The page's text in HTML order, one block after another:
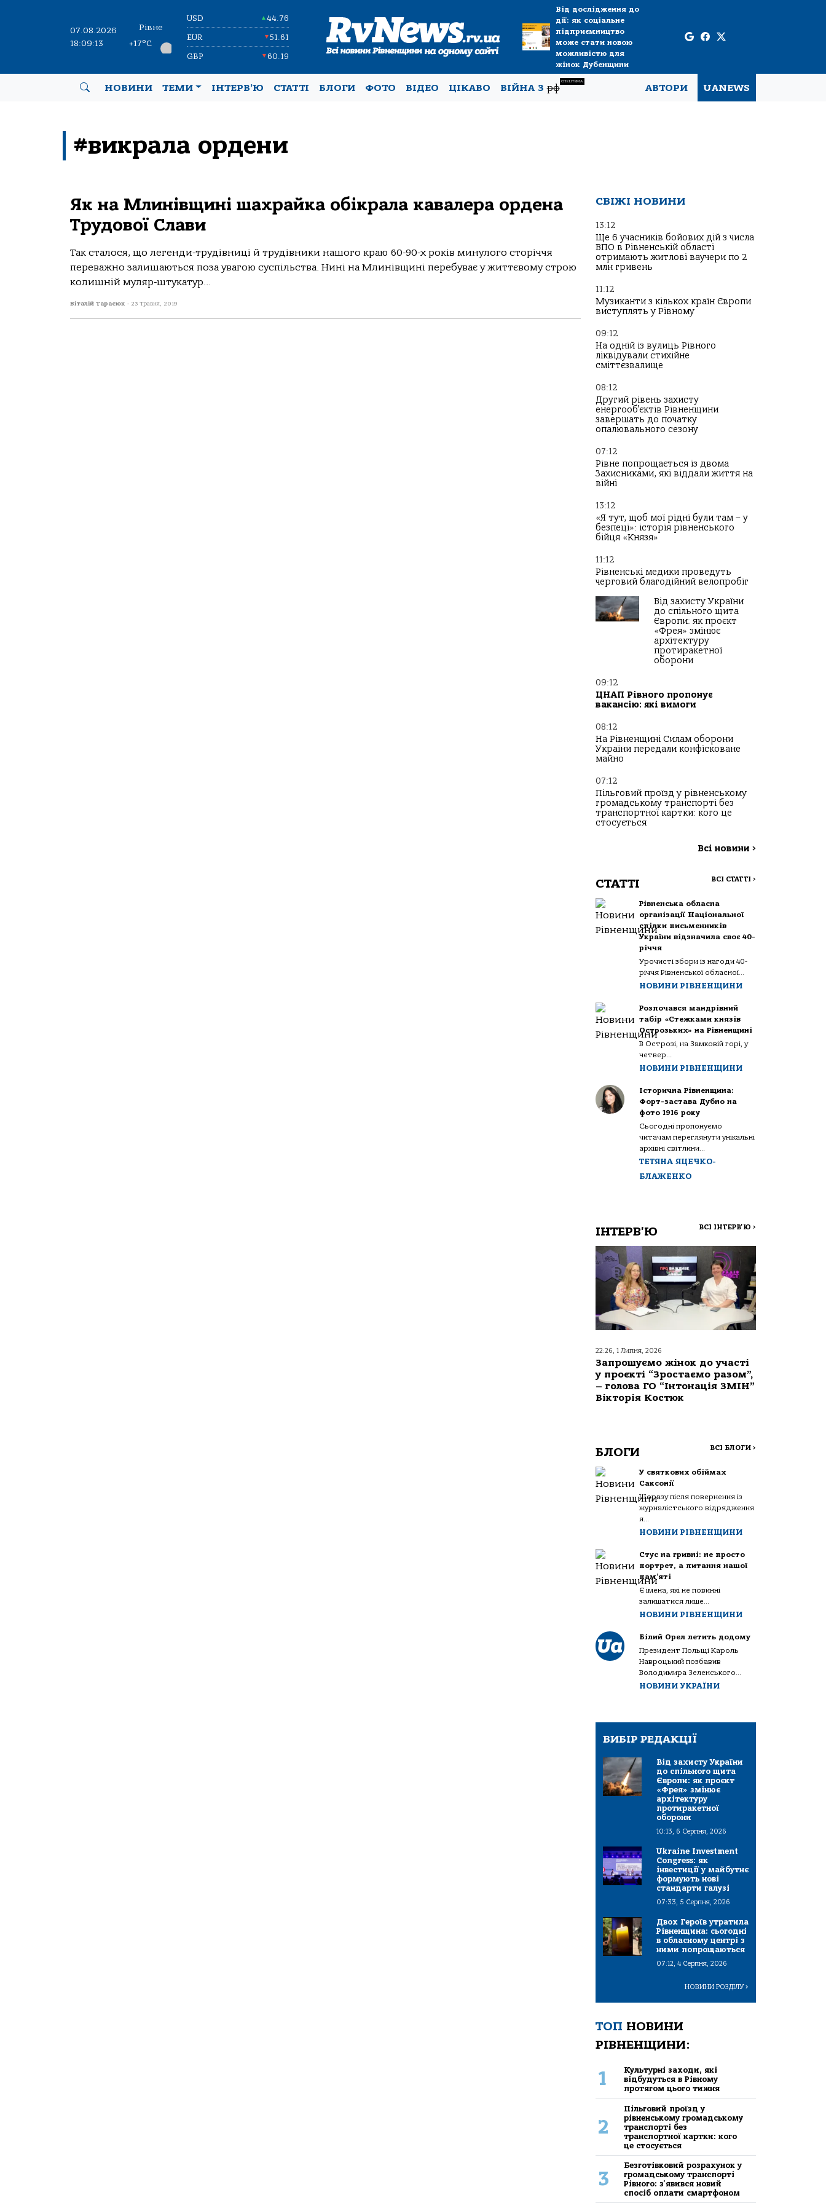
07.08.2026
18:09:13
Рівне
+17°C
USD ▲44.76
EUR ▼51.61
GBP ▼60.19
Від дослідження до
дії: як соціальне
підприємництво
може стати новою
можливістю для
жінок Дубенщини
НОВИНИ ТЕМИ ІНТЕРВ’Ю СТАТТІ БЛОГИ ФОТО ВІДЕО ЦІКАВО ВІЙНА Зрф
СПЕЦТЕМА
АВТОРИ UANEWS
#викрала ордени
Як на Млинівщині шахрайка обікрала кавалера ордена
Трудової Слави
Так сталося, що легенди-трудівниці й трудівники нашого краю 60-90-х років минулого сторіччя
переважно залишаються поза увагою суспільства. Нині на Млинівщині перебуває у життєвому строю
колишній муляр-штукатур...
Віталій Тарасюк - 23 Травня, 2019
СВІЖІ НОВИНИ
13:12
Ще 6 учасників бойових дій з числа
ВПО в Рівненській області
отримають житлові ваучери по 2
млн гривень
11:12
Музиканти з кількох країн Європи
виступлять у Рівному
09:12
На одній із вулиць Рівного
ліквідували стихійне
сміттєзвалище
08:12
Другий рівень захисту
енергооб’єктів Рівненщини
завершать до початку
опалювального сезону
07:12
Рівне попрощається із двома
Захисниками, які віддали життя на
війні
13:12
«Я тут, щоб мої рідні були там – у
безпеці»: історія рівненського
бійця «Князя»
11:12
Рівненські медики проведуть
черговий благодійний велопробіг
Від захисту України
до спільного щита
Європи: як проєкт
«Фрея» змінює
архітектуру
протиракетної
оборони
09:12
ЦНАП Рівного пропонує
вакансію: які вимоги
08:12
На Рівненщині Силам оборони
України передали конфісковане
майно
07:12
Пільговий проїзд у рівненському
громадському транспорті без
транспортної картки: кого це
стосується
Всі новини >
СТАТТІ ВСІ СТАТТІ >
Рівненська обласна
організації Національної
спілки письменників
України відзначила своє 40-
річчя
Урочисті збори із нагоди 40-
річчя Рівненської обласної...
НОВИНИ РІВНЕНЩИНИ
Розпочався мандрівний
табір «Стежками князів
Острозьких» на Рівненщині
В Острозі, на Замковій горі, у
четвер...
НОВИНИ РІВНЕНЩИНИ
Історична Рівненщина:
Форт-застава Дубно на
фото 1916 року
Сьогодні пропонуємо
читачам переглянути унікальні
архівні світлини...
ТЕТЯНА ЯЦЕЧКО-
БЛАЖЕНКО
ІНТЕРВ'Ю ВСІ ІНТЕРВ'Ю >
22:26, 1 Липня, 2026
Запрошуємо жінок до участі
у проєкті “Зростаємо разом”,
– голова ГО “Інтонація ЗМІН”
Вікторія Костюк
БЛОГИ ВСІ БЛОГИ >
У святкових обіймах
Саксонії
Щоразу після повернення із
журналістського відрядження
я...
НОВИНИ РІВНЕНЩИНИ
Стус на гривні: не просто
портрет, а питання нашої
пам’яті
Є імена, які не повинні
залишатися лише...
НОВИНИ РІВНЕНЩИНИ
Білий Орел летить додому
Президент Польщі Кароль
Навроцький позбавив
Володимира Зеленського...
НОВИНИ УКРАЇНИ
ВИБІР РЕДАКЦІЇ
Від захисту України
до спільного щита
Європи: як проєкт
«Фрея» змінює
архітектуру
протиракетної
оборони
10:13, 6 Серпня, 2026
Ukraine Investment
Congress: як
інвестиції у майбутнє
формують нові
стандарти галузі
07:33, 5 Серпня, 2026
Двох Героїв утратила
Рівненщина: сьогодні
в обласному центрі з
ними попрощаються
07:12, 4 Серпня, 2026
НОВИНИ РОЗДІЛУ>
ТОП НОВИНИ
РІВНЕНЩИНИ:
1
Культурні заходи, які
відбудуться в Рівному
протягом цього тижня
2
Пільговий проїзд у
рівненському громадському
транспорті без
транспортної картки: кого
це стосується
3
Безготівковий розрахунок у
громадському транспорті
Рівного: з'явився новий
спосіб оплати смартфоном